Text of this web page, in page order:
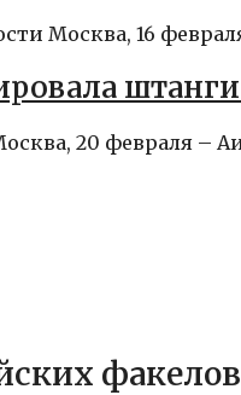
Москва, 16
20 февраля –